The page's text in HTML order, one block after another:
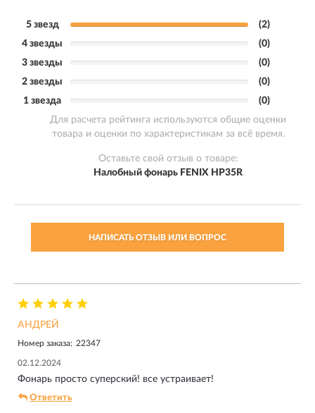
5 звезд
(2)
4 звезды
(0)
3 звезды
(0)
2 звезды
(0)
1 звезда
(0)
Для расчета рейтинга используются общие оценки
товара и оценки по характеристикам за всё время.
Оставьте свой отзыв о товаре:
Налобный фонарь FENIX HP35R
НАПИСАТЬ ОТЗЫВ ИЛИ ВОПРОС
АНДРЕЙ
Номер заказа: 22347
02.12.2024
Фонарь просто суперский! все устраивает!
Ответить